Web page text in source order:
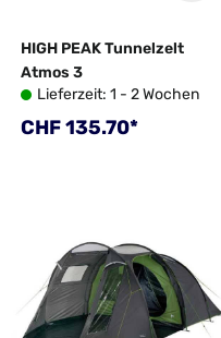
HIGH PEAK Tunnelzelt
Atmos 3
Lieferzeit: 1 - 2 Wochen
Regulärer Preis:
CHF 135.70*